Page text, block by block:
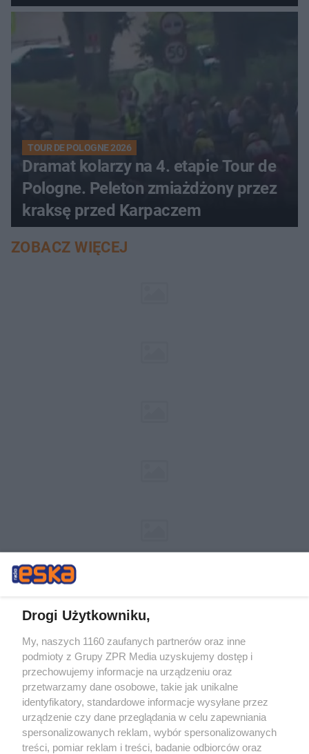
TOUR DE POLOGNE 2026
Dramat kolarzy na 4. etapie Tour de
Pologne. Peleton zmiażdżony przez
kraksę przed Karpaczem
ZOBACZ WIĘCEJ
Żaden utwór zamieszczony w serwisie nie może być powielany i
rozpowszechniany lub dalej rozpowszechniany w jakikolwiek sposób (w
tym także elektroniczny lub mechaniczny) na jakimkolwiek polu
eksploatacji w jakiejkolwiek formie, włącznie z umieszczaniem w
Internecie bez pisemnej zgody właściciela praw. Jakiekolwiek użycie lub
wykorzystanie utworów w całości lub w części z naruszeniem prawa,
tzn. bez właściwej zgody, jest zabronione pod groźbą kary i może być
ścigane prawnie.
Drogi Użytkowniku,
My, naszych 1160 zaufanych partnerów oraz inne
podmioty z Grupy ZPR Media uzyskujemy dostęp i
przechowujemy informacje na urządzeniu oraz
przetwarzamy dane osobowe, takie jak unikalne
identyfikatory, standardowe informacje wysyłane przez
urządzenie czy dane przeglądania w celu zapewniania
spersonalizowanych reklam, wybór spersonalizowanych
treści, pomiar reklam i treści, badanie odbiorców oraz